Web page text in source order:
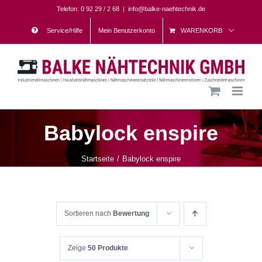
content
Telefon: 0 92 29 / 2 68 | info@balke-naehtechnik.de
Service/Hilfe Mein Benutzerkonto WARENKORB
Babylock enspire
Startseite Babylock enspire
Sortieren nach Bewertung
Zeige 50 Produkte